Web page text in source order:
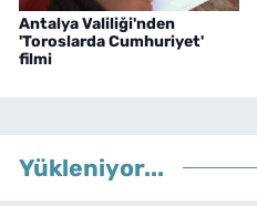
Antalya Valiliği'nden
'Toroslarda Cumhuriyet'
filmi
Yükleniyor...